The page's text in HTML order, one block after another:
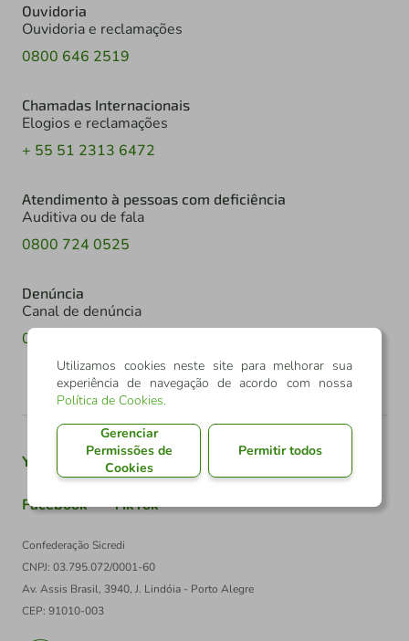
Ouvidoria
Ouvidoria e reclamações
0800 646 2519
Chamadas Internacionais
Elogios e reclamações
+ 55 51 2313 6472
Atendimento à pessoas com deficiência
Auditiva ou de fala
0800 724 0525
Denúncia
Canal de denúncia
0800 602 6918
Youtube Twitter Linkedin Instagram
Facebook TikTok
Confederação Sicredi
CNPJ: 03.795.072/0001-60
Av. Assis Brasil, 3940, J. Lindóia - Porto Alegre
CEP: 91010-003
Utilizamos cookies neste site para melhorar sua
experiência de navegação de acordo com nossa
Política de Cookies.
Gerenciar
Permissões de
Cookies
Permitir todos